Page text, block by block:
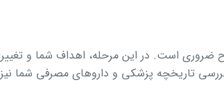
ضروری است. در این مرحله، اهداف شما و
بررسی تاریخچه پزشکی و داروهای مصرفی شما